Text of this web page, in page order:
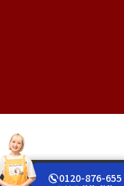
0120-876-655